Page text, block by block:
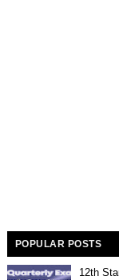
POPULAR POSTS
12th